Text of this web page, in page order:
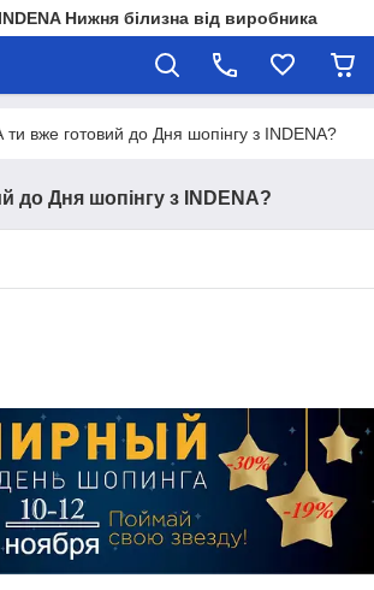
Нижня білизна від виробника
ти вже готовий до Дня шопінгу з INDENA?
до Дня шопінгу з INDENA?